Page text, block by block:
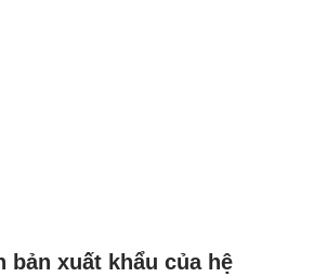
bản xuất khẩu của hệ